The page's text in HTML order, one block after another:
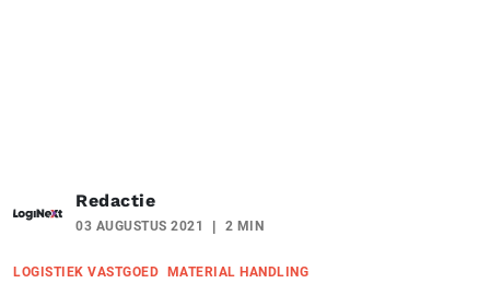
Redactie
03 AUGUSTUS 2021 2 MIN
LOGISTIEK VASTGOED MATERIAL HANDLING